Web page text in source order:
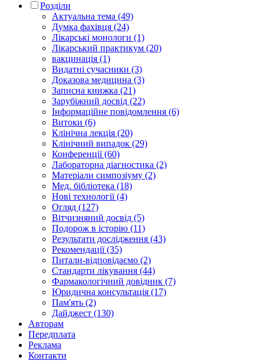
Розділи
Актуальна тема (49)
Думка фахівця (24)
Лікарські монологи (1)
Лікарський практикум (20)
вакцинація (1)
Видатні сучасники (3)
Доказова медицина (3)
Записна книжка (21)
Зарубіжний досвід (22)
Інформаційне повідомлення (6)
Витоки (6)
Клінічна лекція (20)
Клінічний випадок (29)
Конференції (60)
Лабораторна діагностика (2)
Матеріали симпозіуму (2)
Мед. бібліотека (18)
Нові технології (4)
Огляд (127)
Вітчизняний досвід (5)
Подорож в історію (11)
Результати дослідження (43)
Рекомендації (35)
Питали-відповідаємо (2)
Стандарти лікування (44)
Фармакологічний довідник (7)
Юридична консультація (17)
Пам'ять (2)
Дайджест (130)
Авторам
Передплата
Реклама
Контакти